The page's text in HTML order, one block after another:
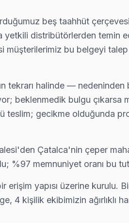
sık görülür. Ekibimiz bunu
anlık görebiliyorsunuz.
almıyoruz — bu taahhüdümüz.
renk bozukluğu ve ekran titremesi
beş taahhüt çerçevesi
yetkili distribütörlerden temin
müşterilerimiz bu belgeyi
tekrarı halinde — nedeninden
beklenmedik bulgu çıkarsa
teslim; gecikme olduğunda
Çatalca'nin çeper
memnuniyet oranı bu
erişim yapısı üzerine kurulu.
4 kişilik ekibimizin ağırlıklı